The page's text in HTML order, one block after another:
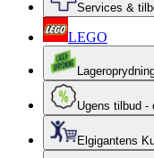
Services &
LEGO
Ugens tilbud -
Elgigantens